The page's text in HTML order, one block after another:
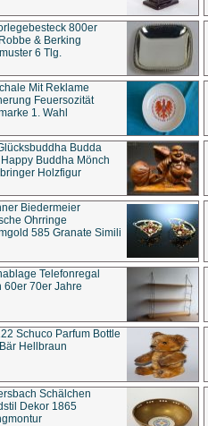
800er
& Berking
6 Tlg.
Mit Reklame
Feuersozität
1. Wahl
Budda
Buddha Mönch
Holzfigur
Biedermeier
Ohrringe
585 Granate Simili
Telefonregal
60er 70er Jahre
Schuco Parfum Bottle
Hellbraun
Schälchen
Dekor 1865